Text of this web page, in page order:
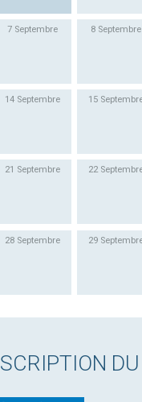
7 Septembre 8 Septembre
14 Septembre 15
21 Septembre 22
28 Septembre 29
DU